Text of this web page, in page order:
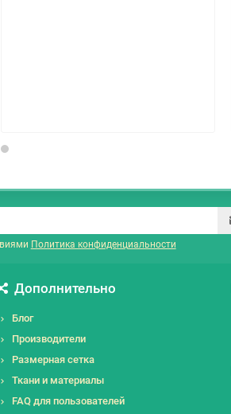
Политика конфиденциальности
Дополнительно
Блог
Производители
Размерная сетка
Ткани и материалы
FAQ для пользователей